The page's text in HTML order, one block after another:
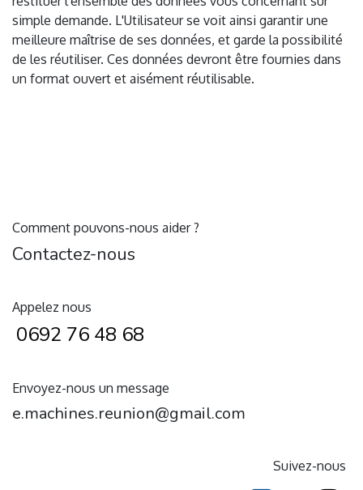
simple demande. L'Utilisateur se voit ainsi garantir une
meilleure maîtrise de ses données, et garde la possibilité
de les réutiliser. Ces données devront être fournies dans
un format ouvert et aisément réutilisable.
Comment pouvons-nous aider ?
Contactez-nous
Appelez nous
0692 76 48 68
Envoyez-nous un message
e.machines.reunion@gmail.com
Suivez-nous